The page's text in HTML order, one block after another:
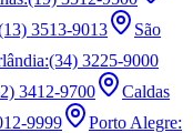
3513-9013
São
:(34) 3225-9000
3412-9700
Caldas
9999 Porto Alegre: